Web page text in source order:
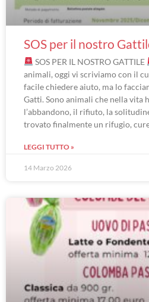
SOS per il nostro
SOS PER IL NOSTRO GATTILE
animali, oggi vi scriviamo con il
facile chiedere aiuto, ma lo
Gatti. Sono animali che nella vita
l’abbandono, il rifiuto, la
trovato finalmente un rifugio,
LEGGI TUTTO »
14 Marzo 2026